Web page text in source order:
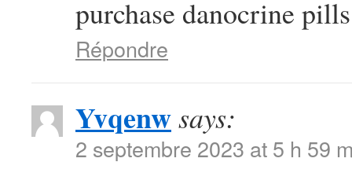
purchase danocrine pills
Répondre
Yvqenwsays:
2 septembre 2023 at 5 h 59